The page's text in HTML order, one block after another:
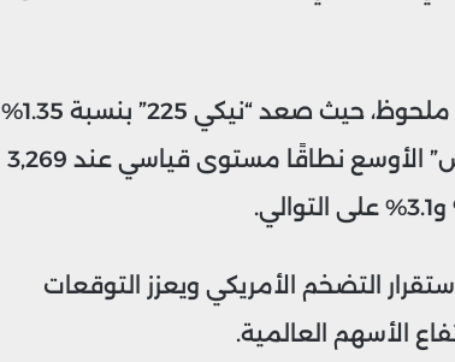
وفي آسيا، ارتفعت المؤشرات اليابانية بشكل ملحوظ، حيث صعد “نيكي 225” بنسبة 1.35%
إلى 49,299 نقطة، بينما سجل مؤشر “توبكس” الأوسع نطاقًا مستوى قياسي عند 3,269
التضخم الأمريكي ويعزز التوقعات
الأسهم العالمية.